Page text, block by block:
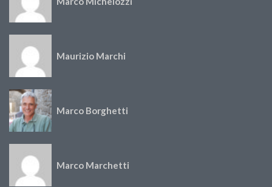
Maurizio Marchi
Marco Borghetti
Marco Marchetti